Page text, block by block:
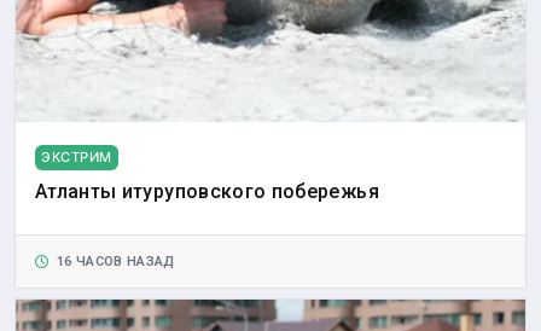
ЭКСТРИМ
Атланты итуруповского побережья
16 ЧАСОВ НАЗАД